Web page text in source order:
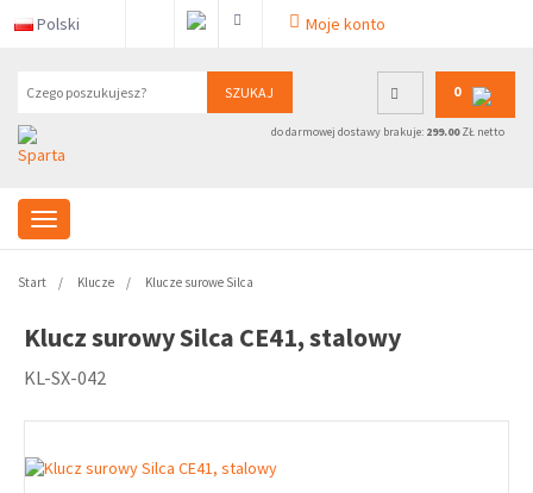
Polski Moje konto
SZUKAJ 0
do darmowej dostawy brakuje: 299.00ZŁ netto
Start Klucze Klucze surowe Silca
Klucz surowy Silca CE41, stalowy
KL-SX-042